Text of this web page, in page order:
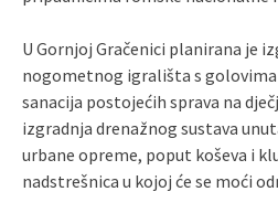
U Gornjoj Gračenici planirana je
nogometnog igrališta s golovima
sanacija postojećih sprava na
izgradnja drenažnog sustava
urbane opreme, poput koševa i
nadstrešnica u kojoj će se moći